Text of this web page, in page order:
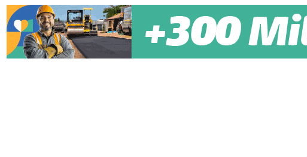
Pular para o conteúdo